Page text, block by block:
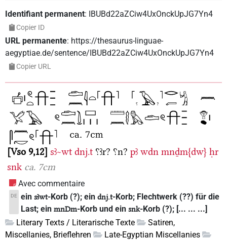
Identifiant permanent: IBUBd22aZCiw4UxOnckUpJG7Yn4
Copier ID
URL permanente: https://thesaurus-linguae-
aegyptiae.de/sentence/IBUBd22aZCiw4UxOnckUpJG7Yn4
Copier URL
Vso 9,12 sꜣ~wt dnj.t ⸮ꜣr? ⸮n? pꜣ wdn mnḏm{dw} ḥr
snk ca. 7cm
Avec commentaire
DE einsꜣwt-Korb (?); eindnj.t-Korb; Flechtwerk (??) für die
Last; einmnDm-Korb und einsnk-Korb (?); [... ... ...]
Literary Texts / Literarische Texte
Satiren,
Miscellanies, Brieflehren
Late-Egyptian Miscellanies